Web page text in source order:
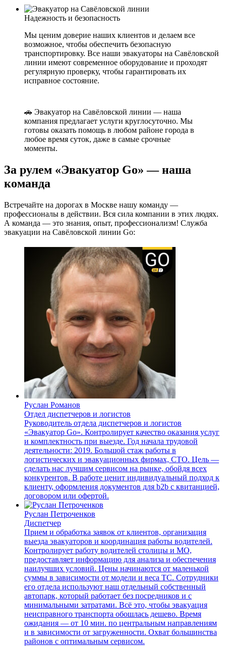
Надежность и безопасность
Мы ценим доверие наших клиентов и делаем все
возможное, чтобы обеспечить безопасную
транспортировку. Все наши эвакуаторы на Савёловской
линии имеют современное оборудование и проходят
регулярную проверку, чтобы гарантировать их
исправное состояние.
🚗 Эвакуатор на Савёловской линии — наша
компания предлагает услуги круглосуточно. Мы
готовы оказать помощь в любом районе города в
любое время суток, даже в самые срочные
моменты.
За рулем «Эвакуатор Go» — наша
команда
Встречайте на дорогах в Москве нашу команду —
профессионалы в действии. Вся сила компании в этих людях.
А команда — это знания, опыт, профессионализм! Служба
эвакуации на Савёловской линии Go:
Руслан Романов
Отдел диспетчеров и логистов
Руководитель отдела диспетчеров и логистов
«Эвакуатор Go». Контролирует качество оказания услуг
и комплектность при выезде. Год начала трудовой
деятельности: 2019. Большой стаж работы в
логистических и эвакуационных фирмах, СТО. Цель —
сделать нас лучшим сервисом на рынке, обойдя всех
конкурентов. В работе ценит индивидуальный подход к
клиенту, оформления документов для b2b с квитанцией,
договором или офертой.
Руслан Петроченков
Диспетчер
Прием и обработка заявок от клиентов, организация
выезда эвакуаторов и координация работы водителей.
Контролирует работу водителей столицы и МО,
предоставляет информацию для анализа и обеспечения
наилучших условий. Цены начинаются от маленькой
суммы в зависимости от модели и веса ТС. Сотрудники
его отдела используют наш отдельный собственный
автопарк, который работает без посредников и с
минимальными затратами. Всё это, чтобы эвакуация
неисправного транспорта обошлась дешево. Время
ожидания — от 10 мин. по центральным направлениям
и в зависимости от загруженности. Охват большинства
районов с оптимальным сервисом.